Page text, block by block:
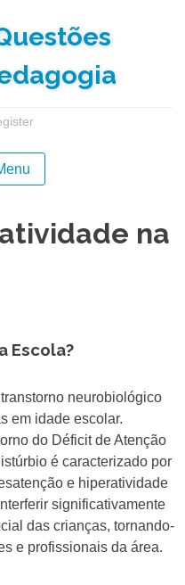
na
Escola?
neurobiológico
em idade escolar.
do Déficit de Atenção
é caracterizado por
e hiperatividade
significativamente
das crianças, tornando-
e profissionais da área.